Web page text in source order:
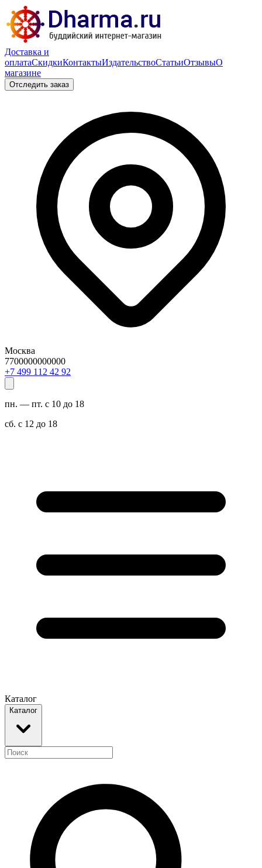
Доставка и
оплатаСкидкиКонтактыИздательствоСтатьиОтзывыО
магазине
Отследить заказ
Москва
7700000000000
29 24 211 994 7+
пн. — пт. с 10 до 18
сб. с 12 до 18
Каталог
Каталог